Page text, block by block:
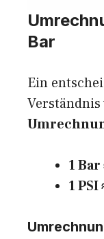
Bar
Ein
Verständnis
1 Bar
1